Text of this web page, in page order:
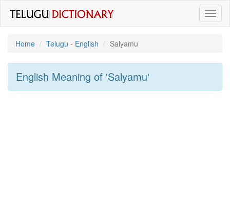
Home
Telugu - English Salyamu
English Meaning of 'salyamu'